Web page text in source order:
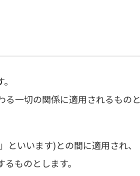
一切の関係に適用されるものと
いいます)との間に適用され、
ものとします。